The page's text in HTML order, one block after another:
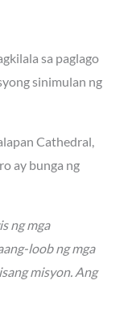
sa paglago
sinimulan ng
Cathedral,
ay bunga ng
ng mga
loob ng mga
misyon. Ang